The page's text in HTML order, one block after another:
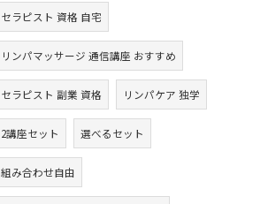
セラピスト 資格 自宅
リンパマッサージ 通信講座 おすすめ
セラピスト 副業 資格 リンパケア 独学
2講座セット 選べるセット
組み合わせ自由